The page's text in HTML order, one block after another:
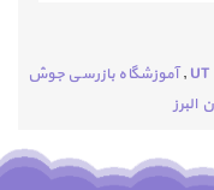
,آموزشگاه بازرسی جوش